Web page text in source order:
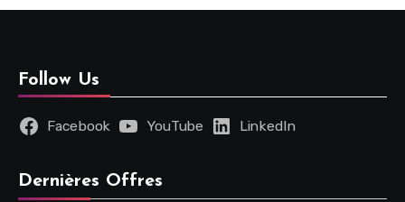
Follow Us
Facebook YouTube LinkedIn
Dernières Offres